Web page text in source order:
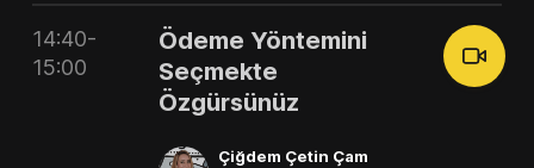
14:40-
15:00
Ödeme Yöntemini
Seçmekte
Özgürsünüz
Çiğdem Çetin Çam